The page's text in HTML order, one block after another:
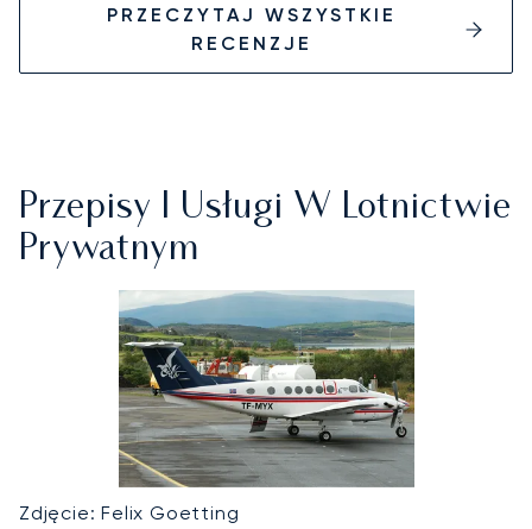
PRZECZYTAJ WSZYSTKIE
RECENZJE
Przepisy I Usługi W Lotnictwie
Prywatnym
Zdjęcie: Felix Goetting